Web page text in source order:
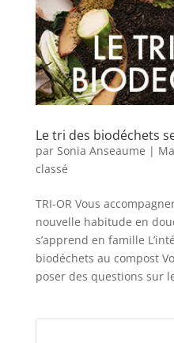
Le tri des biodéchets
par Sonia Anseaume |
classé
TRI-OR Vous
nouvelle habitude en
s’apprend en famille
biodéchets au compost
poser des questions sur